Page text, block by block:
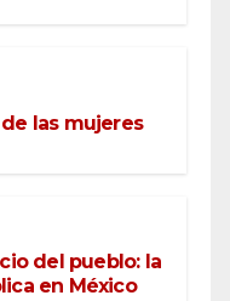
las mujeres
del pueblo: la
en México